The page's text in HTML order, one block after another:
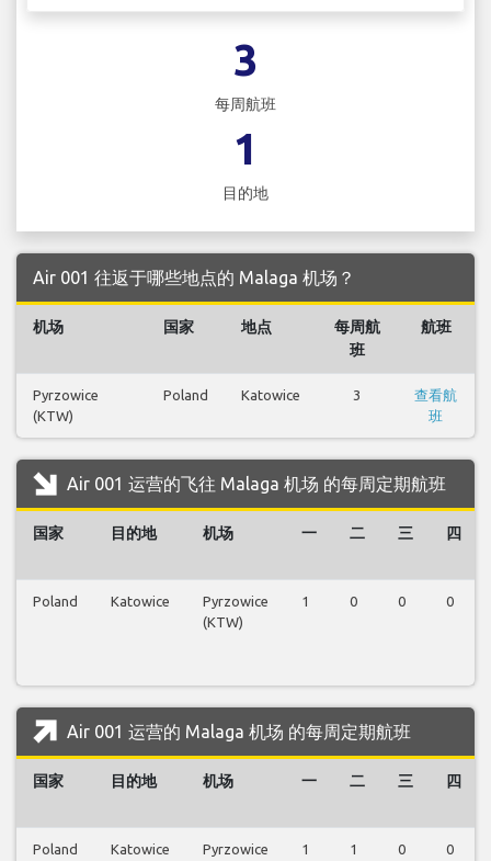
3
每周航班
1
目的地
Air 001 往返于哪些地点的 Malaga 机场？
机场 国家 地点
每周航
班
航班
Pyrzowice
(KTW)
Poland Katowice 3
查看航
班
Air 001 运营的飞往 Malaga 机场 的每周定期航班
国家 目的地 机场 一 二 三 四
Poland Katowice
Pyrzowice
(KTW)
1 0 0 0
Air 001 运营的 Malaga 机场 的每周定期航班
国家 目的地 机场 一 二 三 四
Poland Katowice
Pyrzowice
1 1 0 0